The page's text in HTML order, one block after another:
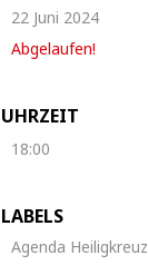
22 Juni 2024
Abgelaufen!
UHRZEIT
18:00
LABELS
Agenda Heiligkreuz